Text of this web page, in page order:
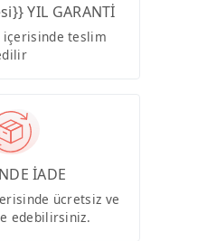
YIL GARANTİ
içerisinde teslim
İADE
ücretsiz ve
edebilirsiniz.